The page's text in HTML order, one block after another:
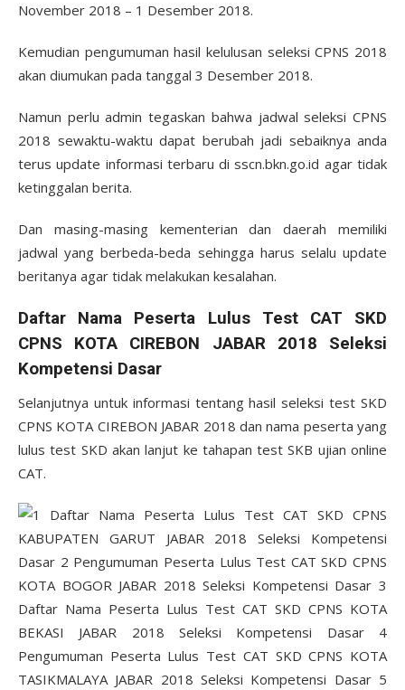
November 2018 – 1 Desember 2018.
Kemudian pengumuman hasil kelulusan seleksi CPNS 2018
akan diumukan pada tanggal 3 Desember 2018.
Namun perlu admin tegaskan bahwa jadwal seleksi CPNS
2018 sewaktu-waktu dapat berubah jadi sebaiknya anda
terus update informasi terbaru di sscn.bkn.go.id agar tidak
ketinggalan berita.
Dan masing-masing kementerian dan daerah memiliki
jadwal yang berbeda-beda sehingga harus selalu update
beritanya agar tidak melakukan kesalahan.
Daftar Nama Peserta Lulus Test CAT SKD
CPNS KOTA CIREBON JABAR 2018 Seleksi
Kompetensi Dasar
Selanjutnya untuk informasi tentang hasil seleksi test SKD
CPNS KOTA CIREBON JABAR 2018 dan nama peserta yang
lulus test SKD akan lanjut ke tahapan test SKB ujian online
CAT.